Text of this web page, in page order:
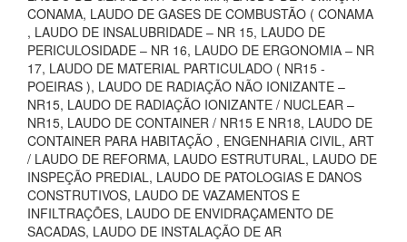
CONAMA, LAUDO DE GASES DE COMBUSTÃO ( CONAMA
, LAUDO DE INSALUBRIDADE – NR 15, LAUDO DE
PERICULOSIDADE – NR 16, LAUDO DE ERGONOMIA – NR
17, LAUDO DE MATERIAL PARTICULADO ( NR15 -
POEIRAS ), LAUDO DE RADIAÇÃO NÃO IONIZANTE –
NR15, LAUDO DE RADIAÇÃO IONIZANTE / NUCLEAR –
NR15, LAUDO DE CONTAINER / NR15 E NR18, LAUDO DE
CONTAINER PARA HABITAÇÃO , ENGENHARIA CIVIL, ART
/ LAUDO DE REFORMA, LAUDO ESTRUTURAL, LAUDO DE
INSPEÇÃO PREDIAL, LAUDO DE PATOLOGIAS E DANOS
CONSTRUTIVOS, LAUDO DE VAZAMENTOS E
INFILTRAÇÕES, LAUDO DE ENVIDRAÇAMENTO DE
SACADAS, LAUDO DE INSTALAÇÃO DE AR